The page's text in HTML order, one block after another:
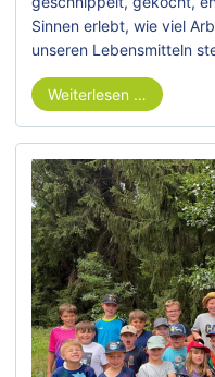
Sinnen erlebt, wie viel
unseren Lebensmitteln
Weiterlesen …